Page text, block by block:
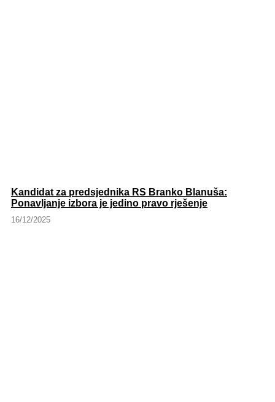
Kandidat za predsjednika RS Branko Blanuša:
Ponavljanje izbora je jedino pravo rješenje
16/12/2025